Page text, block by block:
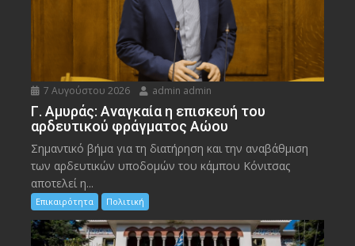
7 Αυγούστου 2026 admin admin
Γ. Αμυράς: Αναγκαία η επισκευή του
αρδευτικού φράγματος Αώου
Σημαντικό βήμα για τη διατήρηση και την αναβάθμιση
των αρδευτικών υποδομών του κάμπου Κόνιτσας
αποτελεί η...
Επικαιρότητα Πολιτική